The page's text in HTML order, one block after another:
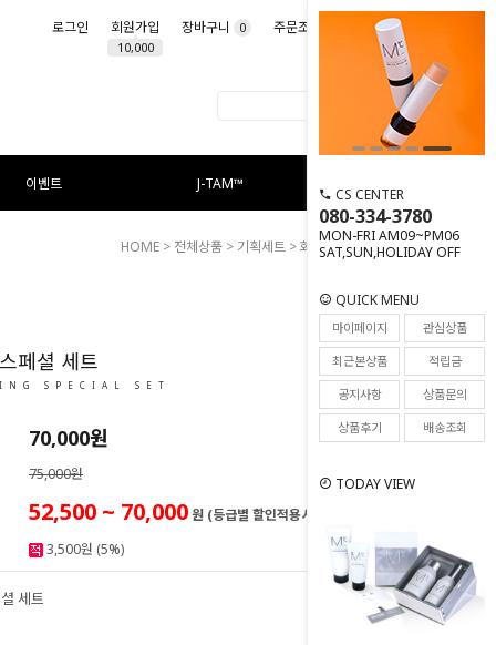
로그인 회원가입
10,000
장바구니 0 주문조회 마이페이지
이벤트 J-TAM™
CS CENTER
080-334-3780
MON-FRI AM09~PM06
SAT,SUN,HOLIDAY OFF
QUICK MENU
마이페이지
관심상품
최근본상품
적립금
공지사항
상품문의
상품후기
배송조회
TODAY VIEW
HOME > 전체상품 > 기획세트 > 화이트닝 스페셜 세트
9
페셜 세트
SPECIAL SET
70,000원
75,000원
52,500 ~ 70,000원 (등급별 할인적용시)
3,500원 (5%)
세트
70,000